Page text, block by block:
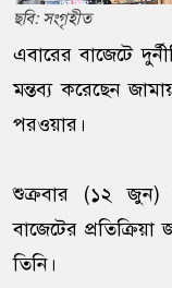
ছবি: সংগৃহীত
এবারের বাজেটে
মন্তব্য করেছেন
পরওয়ার।
শুক্রবার (১২ জুন)
বাজেটের
তিনি।